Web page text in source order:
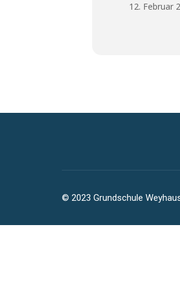
12. Februar
© 2023 Grundschule